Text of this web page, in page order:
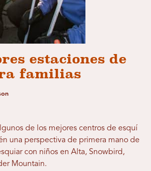
estaciones de
familias
de los mejores centros de esquí
una perspectiva de primera mano de
con niños en Alta, Snowbird,
Mountain.